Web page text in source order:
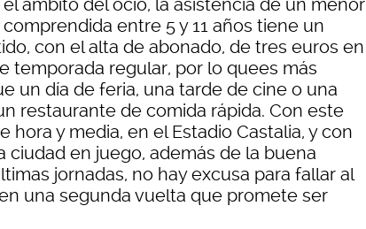
ámbito del ocio, la asistencia de un menor
entre 5 y 11 años tiene un
con el alta de abonado, de tres euros en
temporada regular, por lo quees más
un día de feria, una tarde de cine o una
restaurante de comida rápida. Con este
hora y media, en el Estadio Castalia, y con
ciudad en juego, además de la buena
jornadas, no hay excusa para fallar al
una segunda vuelta que promete ser